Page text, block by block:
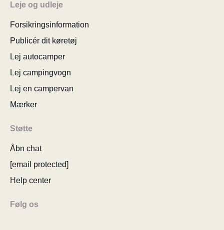
Leje og udleje
Forsikringsinformation
Publicér dit køretøj
Lej autocamper
Lej campingvogn
Lej en campervan
Mærker
Støtte
Åbn chat
[email protected]
Help center
Følg os